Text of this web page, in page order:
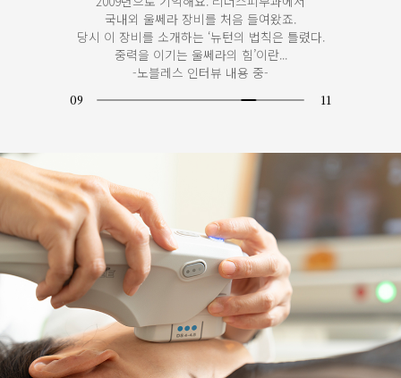
합니다. 개인의 피부 상태와 피부 두께, 니즈에
따라 디자인이 가능하기 때문이죠.
-노블레스 인터뷰 내용 중-
10 11